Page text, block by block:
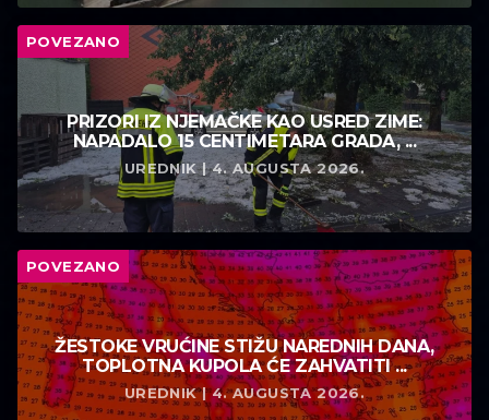
POVEZANO
PRIZORI IZ NJEMAČKE KAO USRED ZIME:
NAPADALO 15 CENTIMETARA GRADA, ...
UREDNIK | 4. AUGUSTA 2026.
POVEZANO
ŽESTOKE VRUĆINE STIŽU NAREDNIH DANA,
TOPLOTNA KUPOLA ĆE ZAHVATITI ...
UREDNIK | 4. AUGUSTA 2026.